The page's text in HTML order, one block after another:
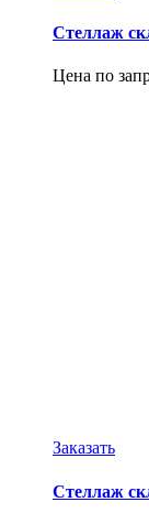
Стеллаж
Цена по
Заказать
Стеллаж